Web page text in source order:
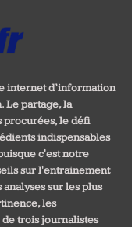
internet d’information
Le partage, la
procurées, le défi
indispensables
c'est notre
sur l'entrainement
sur les plus
les
de trois journalistes